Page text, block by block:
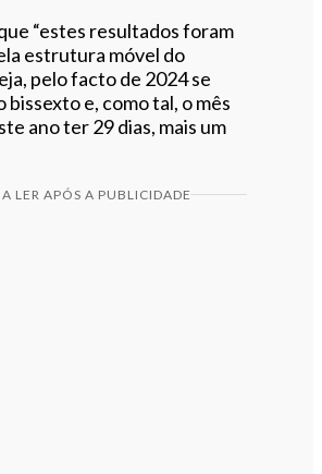
“estes resultados foram
estrutura móvel do
pelo facto de 2024 se
bissexto e, como tal, o mês
ano ter 29 dias, mais um
LER APÓS A PUBLICIDADE